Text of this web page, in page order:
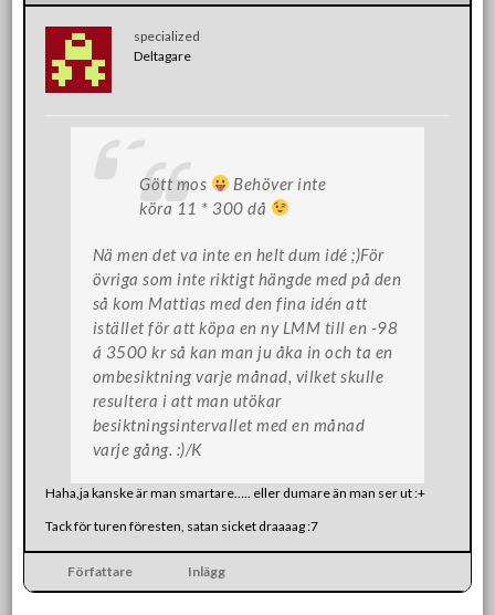
specialized
Deltagare
Gött mos
Behöver inte
köra 11 * 300 då
Nä men det va inte en helt dum idé ;)För
övriga som inte riktigt hängde med på den
så kom Mattias med den fina idén att
istället för att köpa en ny LMM till en -98
á 3500 kr så kan man ju åka in och ta en
ombesiktning varje månad, vilket skulle
resultera i att man utökar
besiktningsintervallet med en månad
varje gång. :)/K
Haha,ja kanske är man smartare….. eller dumare än man ser ut :+
Tack för turen föresten, satan sicket draaaag :7
Författare Inlägg